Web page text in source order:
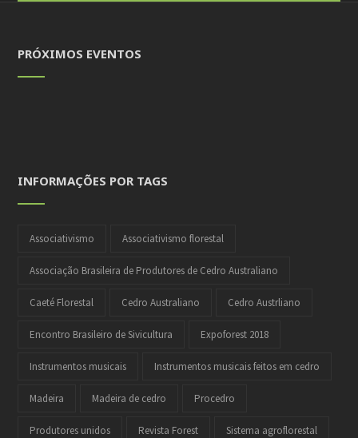
PRÓXIMOS EVENTOS
INFORMAÇÕES POR TAGS
Associativismo Associativismo florestal
Associação Brasileira de Produtores de Cedro Australiano
Caeté Florestal Cedro Australiano Cedro Austrliano
Encontro Brasileiro de Sivicultura Expoforest 2018
Instrumentos musicais Instrumentos musicais feitos em cedro
Madeira Madeira de cedro Procedro
Produtores unidos Revista Forest Sistema agroflorestal